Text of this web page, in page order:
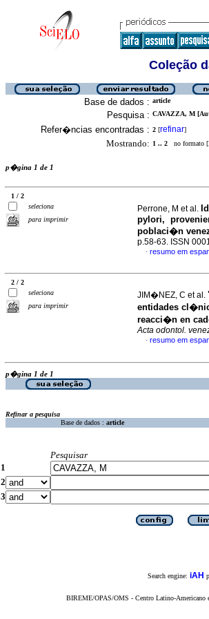
Coleção
Base de dados : article
Pesquisa : CAVAZZA, M
Refer�ncias encontradas : 2 [refinar]
Mostrando: 1 .. 2 no formato [
p�gina 1 de 1
1 / 2
seleciona
para imprimir
Perrone, M et al.
pylori,
poblaci�n
p.58-63. ISSN
· resumo em
2 / 2
seleciona
para imprimir
JIM�NEZ, C et al.
entidades
reacci�n en
Acta odontol.
· resumo em
p�gina 1 de 1
Refinar a pesquisa
Base de dados : article
Pesquisar
1
2
3
Search engine: iAH
BIREME/OPAS/OMS - Centro Latino-